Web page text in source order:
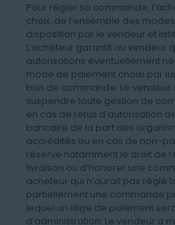
Pour régler sa commande,
choix, de l’ensemble des
disposition par le vendeur et
L’acheteur garantit au vendeur
autorisations éventuellement
mode de paiement choisi par
bon de commande. Le vendeur
suspendre toute gestion de
en cas de refus d’autorisation
bancaire de la part des
accrédités ou en cas de non-
réserve notamment le droit de
livraison ou d’honorer une
acheteur qui n’aurait pas réglé
partiellement une commande
lequel un litige de paiement
d’administration. Le vendeur a